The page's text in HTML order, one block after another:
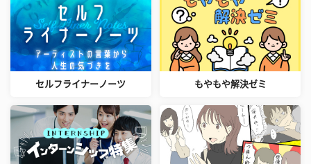
セルフライナーノーツ もやもや解決ゼミ